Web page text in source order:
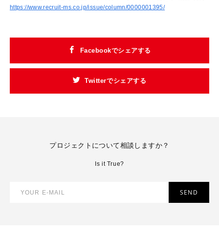
https://www.recruit-ms.co.jp/issue/column/0000001395/
Facebookでシェアする
Twitterでシェアする
プロジェクトについて相談しますか？
Is it True?